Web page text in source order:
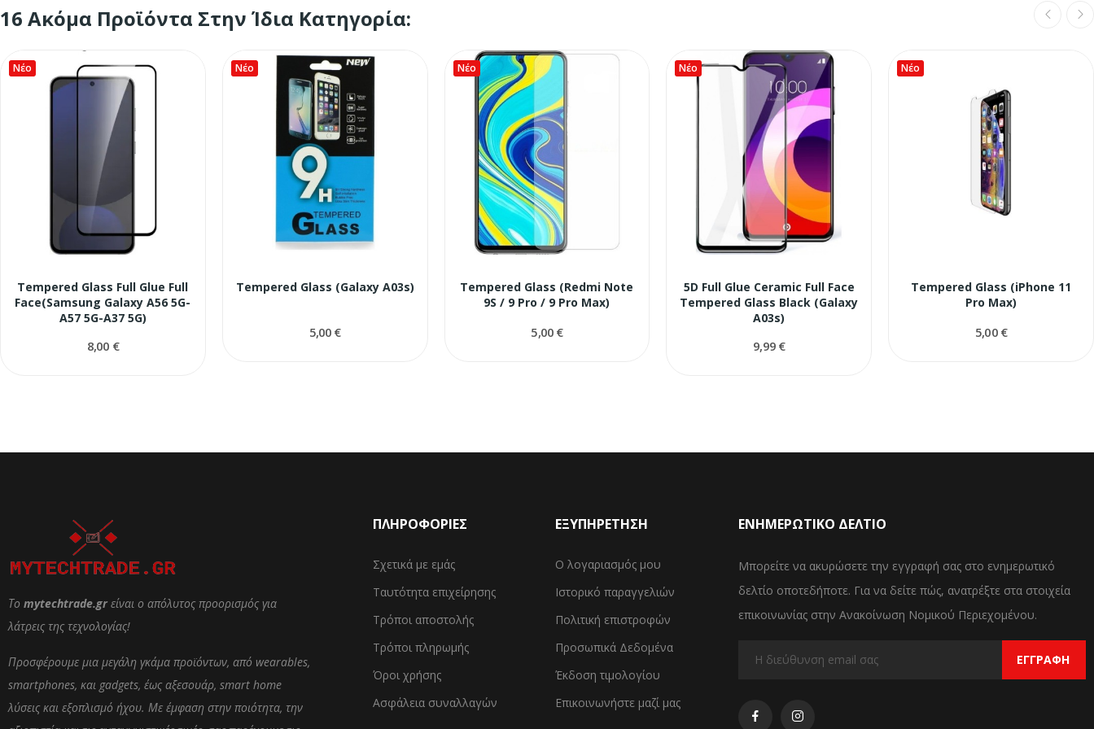
16 Ακόμα Προϊόντα Στην Ίδια Κατηγορία:
Νέο
Tempered Glass Full Glue Full
Face(Samsung Galaxy A56 5G-
A57 5G-A37 5G)
8,00 €
Νέο
Tempered Glass (Galaxy A03s)
5,00 €
Νέο
Tempered Glass (Redmi Note
9S / 9 Pro / 9 Pro Max)
5,00 €
Νέο
5D Full Glue Ceramic Full Face
Tempered Glass Black (Galaxy
A03s)
9,99 €
Νέο
Tempered Glass (iPhone 11
Pro Max)
5,00 €
Το mytechtrade.grείναι ο απόλυτος προορισμός για
λάτρεις της τεχνολογίας!
Προσφέρουμε μια μεγάλη γκάμα προϊόντων, από wearables,
smartphones, και gadgets, έως αξεσουάρ, smart home
λύσεις και εξοπλισμό ήχου. Με έμφαση στην ποιότητα, την
ΠΛΗΡΟΦΟΡΙΕΣ
Σχετικά με εμάς
Ταυτότητα επιχείρησης
Τρόποι αποστολής
Τρόποι πληρωμής
Όροι χρήσης
Ασφάλεια συναλλαγών
ΕΞΥΠΗΡΕΤΗΣΗ
Ο λογαριασμός μου
Ιστορικό παραγγελιών
Πολιτική επιστροφών
Προσωπικά Δεδομένα
Έκδοση τιμολογίου
Επικοινωνήστε μαζί μας
ΕΝΗΜΕΡΩΤΙΚΌ ΔΕΛΤΊΟ
Μπορείτε να ακυρώσετε την εγγραφή σας στο ενημερωτικό
δελτίο οποτεδήποτε. Για να δείτε πώς, ανατρέξτε στα στοιχεία
επικοινωνίας στην Ανακοίνωση Νομικού Περιεχομένου.
ΕΓΓΡΑΦΉ